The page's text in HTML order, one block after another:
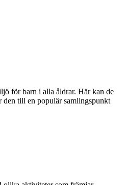
för barn i alla åldrar. Här kan de
den till en populär samlingspunkt